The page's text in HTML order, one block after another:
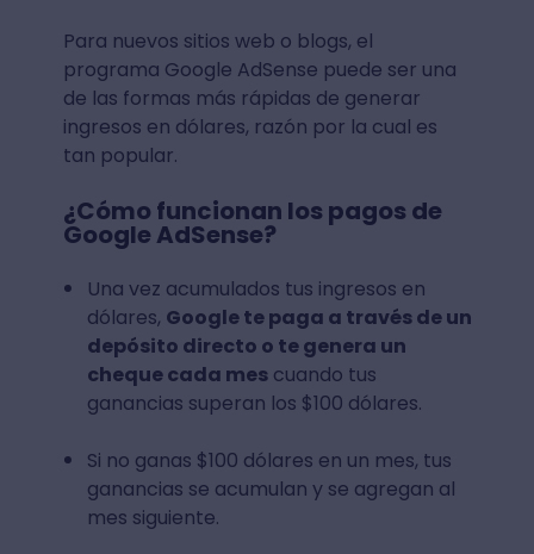
Para nuevos sitios web o blogs, el
programa Google AdSense puede ser una
de las formas más rápidas de generar
ingresos en dólares, razón por la cual es
tan popular.
¿Cómo funcionan los pagos de
Google AdSense?
Una vez acumulados tus ingresos en
dólares, Google te paga a través de un
depósito directo o te genera un
cheque cada mescuando tus
ganancias superan los $100 dólares.
Si no ganas $100 dólares en un mes, tus
ganancias se acumulan y se agregan al
mes siguiente.